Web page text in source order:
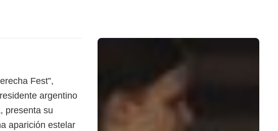
Fest”,
argentino
, presenta su
aparición estelar